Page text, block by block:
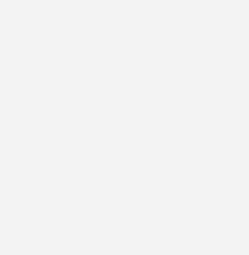
Energie- und Klimaplans (NECP) hinaus.
klaren Politik für die Energiewende wider,
In Brüssel ist dies alles bekannt.
schon in ihrem aktuellen
in Kroatien ausdrücklich den
Grafiken und Dossiers erhalten unsere
Sie haben noch kein Abo? Jetzt über
und Wissensvorsprung sichern.
liegen auf Eis